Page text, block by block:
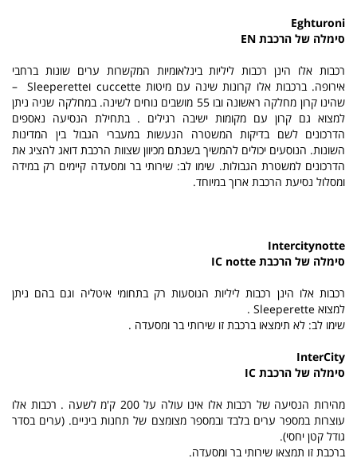
Eghturoni
סימלה של הרכבת EN
רכבות אלו הינן רכבות ליליות בינלאומיות המקשרות ערים שונות ברחבי
אירופה. ברכבות אלו קרונות שינה עם מיטות cuccette וSleeperette
–
שהינו קרון מחלקה ראשונה ובו 55 מושבים נוחים לשינה. במחלקה שניה ניתן
למצוא גם קרון עם מקומות ישיבה רגילים . בתחילת הנסיעה נאספים
הדרכונים לשם בדיקות המשטרה הנעשות במעברי הגבול בין המדינות
השונות. הנוסעים יכולים להמשיך בשנתם מכיוון שצוות הרכבת דואג להציג את
הדרכונים למשטרת הגבולות. שימו לב: שירותי בר ומסעדה קיימים רק במידה
ומסלול נסיעת הרכבת ארוך במיוחד.
Intercitynotte
סימלה של הרכבת IC notte
רכבות אלו הינן רכבות ליליות הנוסעות רק בתחומי איטליה וגם בהם ניתן
למצוא Sleeperette
.
שימו לב: לא תימצאו ברכבת זו שירותי בר ומסעדה .
InterCity
סימלה של הרכבת IC
מהירות הנסיעה של רכבות אלו אינו עולה על 200 ק'מ לשעה . רכבות אלו
עוצרות במספר ערים בלבד ובמספר מצומצם של תחנות ביניים. (ערים בסדר
גודל קטן יחסי).
ברכבת זו תמצאו שירותי בר ומסעדה.